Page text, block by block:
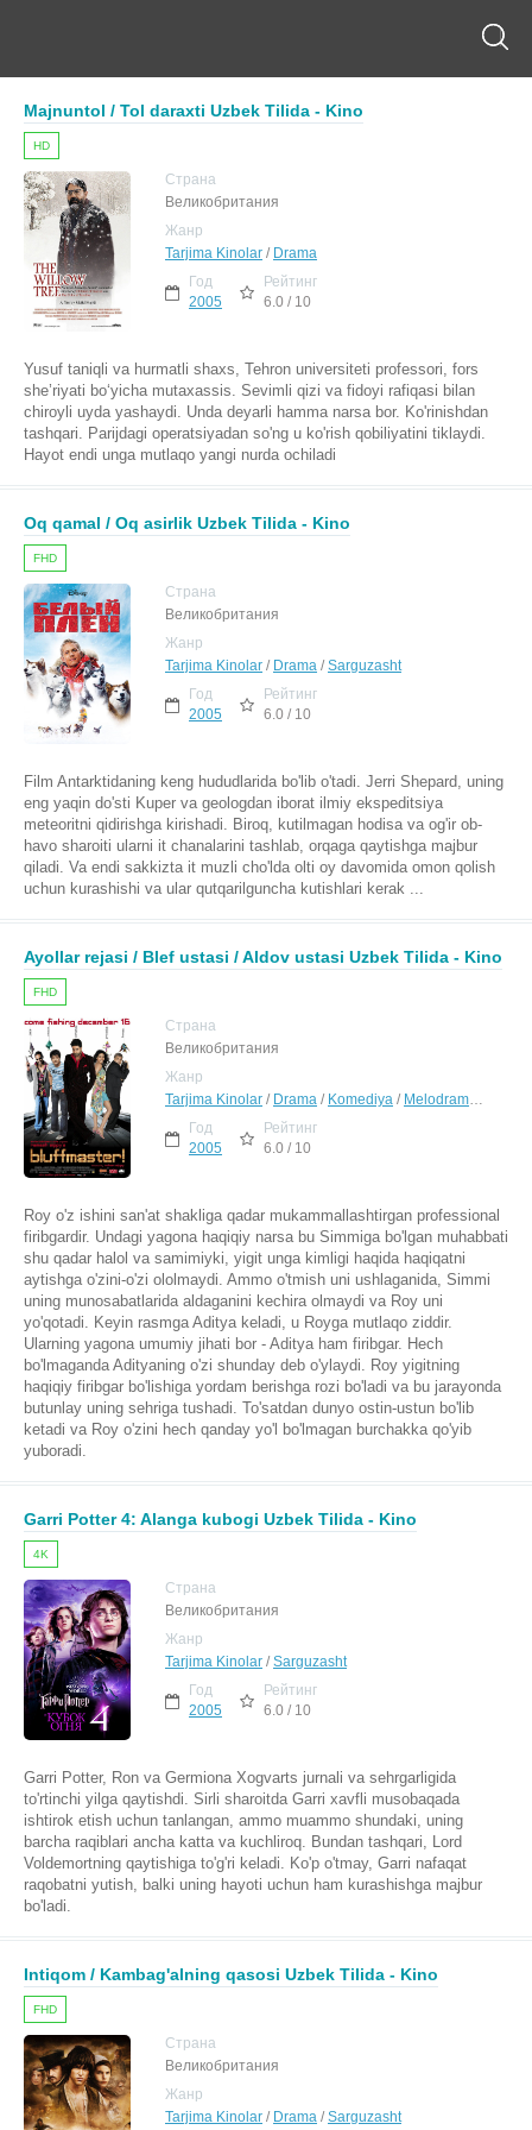
Majnuntol / Tol daraxti Uzbek Tilida - Kino
HD
Страна
Великобритания
Жанр
Tarjima Kinolar / Drama
Год
2005
Рейтинг
6.0 / 10
Yusuf taniqli va hurmatli shaxs, Tehron universiteti professori, fors
she’riyati bo‘yicha mutaxassis. Sevimli qizi va fidoyi rafiqasi bilan
chiroyli uyda yashaydi. Unda deyarli hamma narsa bor. Ko'rinishdan
tashqari. Parijdagi operatsiyadan so'ng u ko'rish qobiliyatini tiklaydi.
Hayot endi unga mutlaqo yangi nurda ochiladi
Oq qamal / Oq asirlik Uzbek Tilida - Kino
FHD
Страна
Великобритания
Жанр
Tarjima Kinolar / Drama /Sarguzasht
Год
2005
Рейтинг
6.0 / 10
Film Antarktidaning keng hududlarida bo'lib o'tadi. Jerri Shepard, uning
eng yaqin do'sti Kuper va geologdan iborat ilmiy ekspeditsiya
meteoritni qidirishga kirishadi. Biroq, kutilmagan hodisa va og'ir ob-
havo sharoiti ularni it chanalarini tashlab, orqaga qaytishga majbur
qiladi. Va endi sakkizta it muzli cho'lda olti oy davomida omon qolish
uchun kurashishi va ular qutqarilguncha kutishlari kerak ...
Ayollar rejasi / Blef ustasi / Aldov ustasi Uzbek Tilida - Kino
FHD
Страна
Великобритания
Жанр
Tarjima Kinolar / Drama / Komediya / Melodrama /
Год
2005
Рейтинг
6.0 / 10
Roy o'z ishini san'at shakliga qadar mukammallashtirgan professional
firibgardir. Undagi yagona haqiqiy narsa bu Simmiga bo'lgan muhabbati
shu qadar halol va samimiyki, yigit unga kimligi haqida haqiqatni
aytishga o'zini-o'zi ololmaydi. Ammo o'tmish uni ushlaganida, Simmi
uning munosabatlarida aldaganini kechira olmaydi va Roy uni
yo'qotadi. Keyin rasmga Aditya keladi, u Royga mutlaqo ziddir.
Ularning yagona umumiy jihati bor - Aditya ham firibgar. Hech
bo'lmaganda Adityaning o'zi shunday deb o'ylaydi. Roy yigitning
haqiqiy firibgar bo'lishiga yordam berishga rozi bo'ladi va bu jarayonda
butunlay uning sehriga tushadi. To'satdan dunyo ostin-ustun bo'lib
ketadi va Roy o'zini hech qanday yo'l bo'lmagan burchakka qo'yib
yuboradi.
Garri Potter 4: Alanga kubogi Uzbek Tilida - Kino
4K
Страна
Великобритания
Жанр
Tarjima Kinolar /Sarguzasht
Год
2005
Рейтинг
6.0 / 10
Garri Potter, Ron va Germiona Xogvarts jurnali va sehrgarligida
to'rtinchi yilga qaytishdi. Sirli sharoitda Garri xavfli musobaqada
ishtirok etish uchun tanlangan, ammo muammo shundaki, uning
barcha raqiblari ancha katta va kuchliroq. Bundan tashqari, Lord
Voldemortning qaytishiga to'g'ri keladi. Ko'p o'tmay, Garri nafaqat
raqobatni yutish, balki uning hayoti uchun ham kurashishga majbur
bo'ladi.
Intiqom / Kambag'alning qasosi Uzbek Tilida - Kino
FHD
Страна
Великобритания
Жанр
Tarjima Kinolar / Drama /Sarguzasht